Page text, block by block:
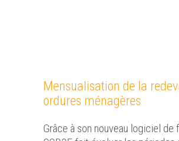
Mensualisation de la
ordures ménagères
Grâce à son nouveau logiciel de